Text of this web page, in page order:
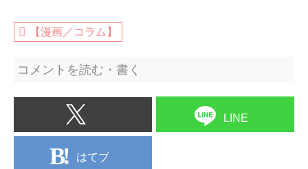
【漫画／コラム】
コメントを読む・書く
LINE
はてブ